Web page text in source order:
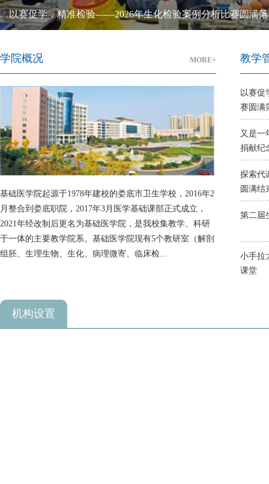
以赛促学，精准检验——2026年生化检验案例分析比赛圆满
学院概况 MORE+
基础医学院起源于1978年建校的娄底市卫生学校，2016年2
月整合到娄底职院，2017年3月医学基础课部正式成立，
2021年经改制后更名为基础医学院，是我校集教学、科研
于一体的主要教学院系。基础医学院现有5个教研室（解剖
组胚、生理生物、生化、病理微寄、临床检...
教学
以赛
赛圆满
又是一
捐献纪
探索代
圆满结
第二届
小手拉
课堂
机构设置